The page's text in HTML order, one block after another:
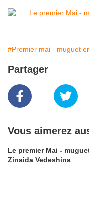
#Premier mai - muguet
Partager
Vous aimerez
Le premier Mai -
Zinaida Vedeshina